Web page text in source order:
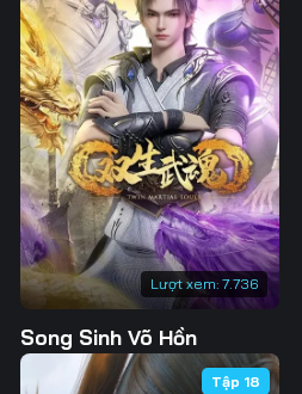
Lượt xem: 7.736
Song Sinh Võ Hồn
Tập 18